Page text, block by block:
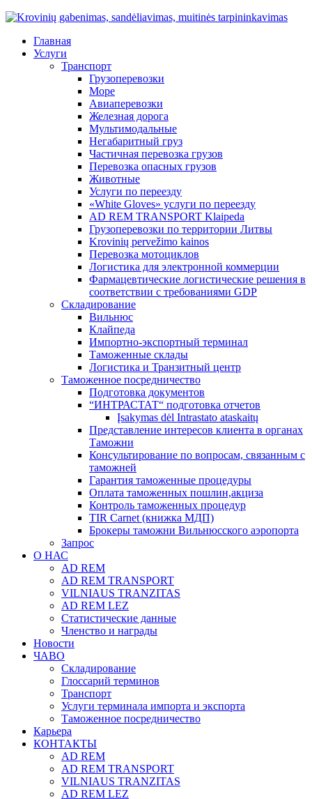
Главная
Услуги
Транспорт
Грузоперевозки
Море
Авиаперевозки
Железная дорога
Мультимодальные
Негабаритный груз
Частичная перевозка грузов
Перевозка опасных грузов
Животные
Услуги по переезду
«White Gloves» услуги по переезду
AD REM TRANSPORT Klaipeda
Грузоперевозки по территории Литвы
Krovinių pervežimo kainos
Перевозка мотоциклов
Логистика для электронной коммерции
Фармацевтические логистические решения в
соответствии с требованиями GDP
Складирование
Вильнюс
Клайпеда
Импортно-экспортный терминал
Таможенные склады
Логистика и Транзитный центр
Таможенное посредничество
Подготовка документов
“ИНТРАСТАТ“ подготовка отчетов
Įsakymas dėl Intrastato ataskaitų
Представление интересов клиента в органах
Таможни
Консультирование по вопросам, связанным с
таможней
Гарантия таможенные процедуры
Оплата таможенных пошлин,акциза
Контроль таможенных процедур
TIR Carnet (книжка МДП)
Брокеры таможни Вильнюсского аэропорта
Запрос
О НАС
AD REM
AD REM TRANSPORT
VILNIAUS TRANZITAS
AD REM LEZ
Статистические данные
Членство и награды
Новости
ЧАВО
Складирование
Глоссарий терминов
Транспорт
Услуги терминала импорта и экспорта
Таможенное посредничество
Карьера
КОНТАКТЫ
AD REM
AD REM TRANSPORT
VILNIAUS TRANZITAS
AD REM LEZ